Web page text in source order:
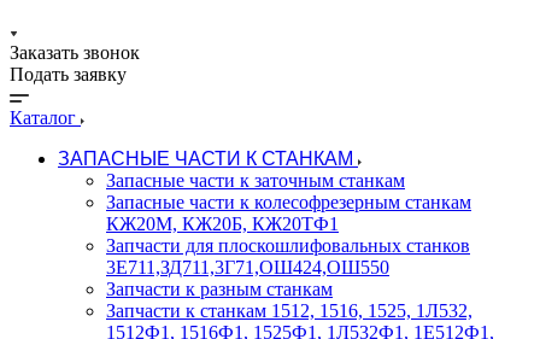
Заказать звонок
Подать заявку
Каталог
ЗАПАСНЫЕ ЧАСТИ К СТАНКАМ
Запасные части к заточным станкам
Запасные части к колесофрезерным станкам
КЖ20М, КЖ20Б, КЖ20ТФ1
Запчасти для плоскошлифовальных станков
3Е711,ЗД711,3Г71,ОШ424,ОШ550
Запчасти к разным станкам
Запчасти к станкам 1512, 1516, 1525, 1Л532,
1512Ф1, 1516Ф1, 1525Ф1, 1Л532Ф1, 1Е512Ф1,